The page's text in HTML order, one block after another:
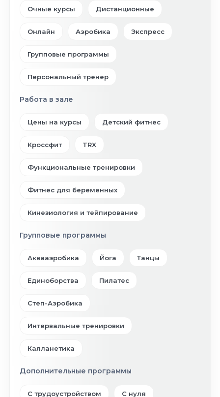
Очные курсы Дистанционные
Онлайн Аэробика Экспресс
Групповые программы
Персональный тренер
Работа в зале
Цены на курсы Детский фитнес
Кроссфит TRX
Функциональные тренировки
Фитнес для беременных
Кинезиология и тейпирование
Групповые программы
Аквааэробика Йога Танцы
Единоборства Пилатес
Степ-Аэробика
Интервальные тренировки
Калланетика
Дополнительные программы
С трудоустройством С нуля